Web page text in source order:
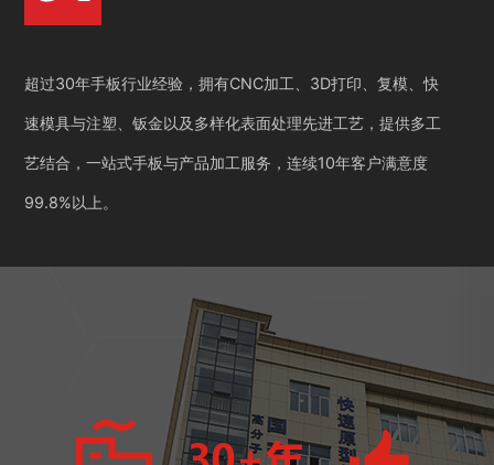
超过30年手板行业经验，拥有CNC加工、3D打印、复模、快
速模具与注塑、钣金以及多样化表面处理先进工艺，提供多工
艺结合，一站式手板与产品加工服务，连续10年客户满意度
99.8%以上。